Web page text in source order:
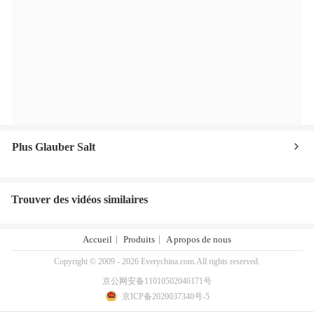
Plus Glauber Salt
Trouver des vidéos similaires
Accueil Produits A propos de nous
Copyright © 2009 - 2026 Everychina.com.All rights reserved.
京公网安备11010502046171号
京ICP备2020037340号-5